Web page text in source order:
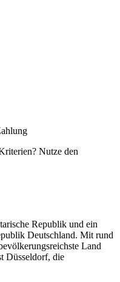
Nutze den
Republik und ein
Deutschland. Mit rund
Land
Düsseldorf, die